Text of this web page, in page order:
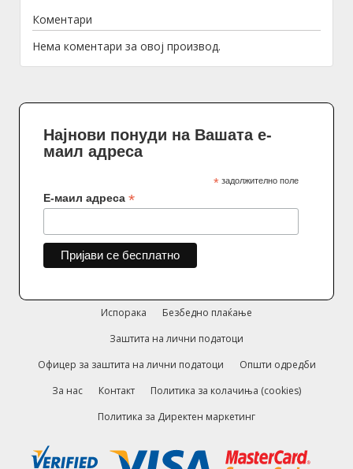
Коментари
Нема коментари за овој производ.
Најнови понуди на Вашата е-
маил адреса
* задолжително поле
Е-маил адреса *
Испорака
Безбедно плаќање
Заштита на лични податоци
Офицер за заштита на лични податоци
Општи одредби
За нас
Контакт
Политика за колачиња (cookies)
Политика за Директен маркетинг